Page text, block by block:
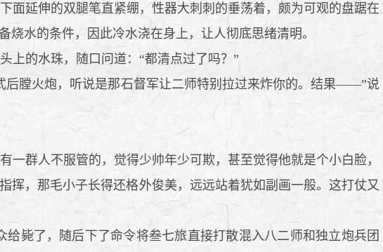
延伸的双腿笔直紧绷，性器大刺刺的垂荡着，颇为可观的盘踞在
水的条件，因此冷水浇在身上，让人彻底思绪清明。
上的水珠，随口问道：“都清点过了吗？”
膛火炮，听说是那石督军让二师特别拉过来炸你的。结果——”说
群人不服管的，觉得少帅年少可欺，甚至觉得他就是个小白脸，
挥，那毛小子长得还格外俊美，远远站着犹如副画一般。这打仗又
毙了，随后下了命令将叁七旅直接打散混入八二师和独立炮兵团